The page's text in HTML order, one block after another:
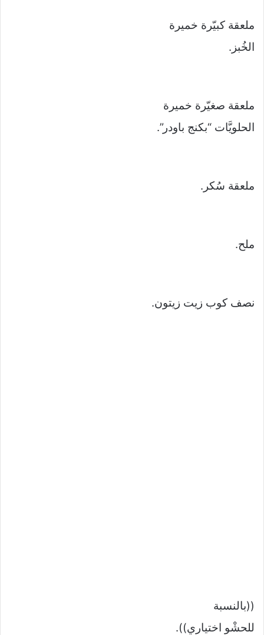
ملعقة كبيّرة خميرة
الخُبز.
ملعقة صغيّرة خميرة
الحلويَّات “بكنج باودر”.
ملعقة سُكر.
ملح.
نصف كوب زيت زيتون.
((بالنسبة
للحشْو اختياري)).